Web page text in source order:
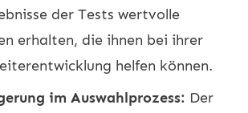
der Tests wertvolle
erhalten, die ihnen bei ihrer
helfen können.
im Auswahlprozess: Der